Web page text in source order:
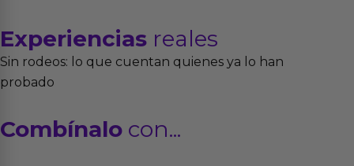
Experiencias reales
Sin rodeos: lo que cuentan quienes ya lo han
probado
Combínalo con...